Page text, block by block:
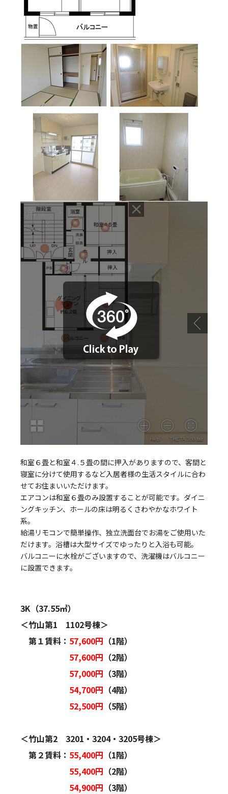
和室６畳と和室４.５畳の間に押入がありますので、客間と
寝室に分けて使用するなど入居者様の生活スタイルに合わ
せてお住まいいただけます。
エアコンは和室６畳のみ設置することが可能です。ダイニ
ングキッチン、ホールの床は明るくさわやかなホワイト
系。
給湯リモコンで簡単操作、独立洗面台でお湯をご使用いた
だけます。浴槽は大型サイズでゆったりと入浴も可能。
バルコニーに水栓がございますので、洗濯機はバルコニー
に設置できます。
3K（37.55㎡）
＜竹山第1 1102号棟＞
第１賃料： 57,600円 （1階）
57,600円 （2階）
57,000円 （3階）
54,700円 （4階）
52,500円 （5階）
＜竹山第2 3201・3204・3205号棟＞
第２賃料： 55,400円 （1階）
55,400円 （2階）
54,900円 （3階）